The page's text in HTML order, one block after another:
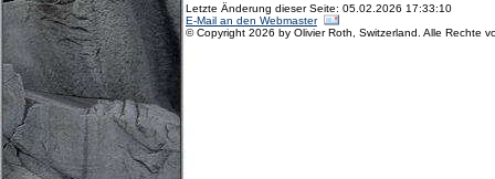
Letzte Änderung dieser Seite: 05.02.2026 17:33:10
E-Mail an den Webmaster
© Copyright 2026 by Olivier Roth, Switzerland. Alle Rechte